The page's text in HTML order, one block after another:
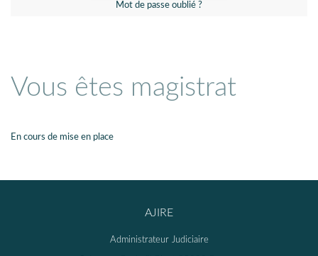
Mot de passe oublié ?
Vous êtes magistrat
En cours de mise en place
AJIRE
Administrateur Judiciaire